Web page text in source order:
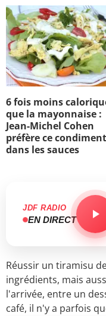
6 fois moins
que la mayonnaise :
Jean-Michel Cohen
préfère ce condiment
dans les sauces
JDF RADIO
EN DIRECT
Réussir un tiramisu
ingrédients, mais
l'arrivée, entre un
café, il n'y a parfois